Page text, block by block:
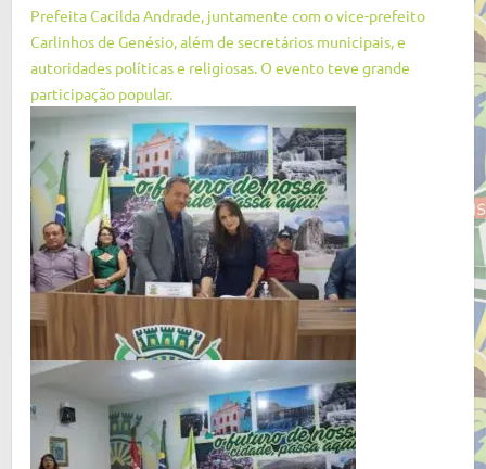
Prefeita Cacilda Andrade, juntamente com o vice-prefeito
Carlinhos de Genésio, além de secretários municipais, e
autoridades políticas e religiosas. O evento teve grande
participação popular.